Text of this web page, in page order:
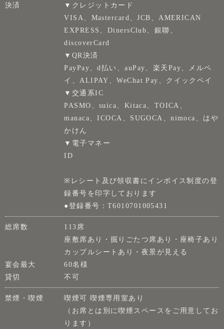
決済
▼クレジットカード
VISA、Mastercard、JCB、AMERICAN
EXPRESS、DinersClub、銀聯、
discoverCard
▼QR決済
PayPay、d払い、auPay、楽天Pay、メルペ
イ、ALIPAY、WeChat Pay、クイックペイ
▼交通系IC
PASMO、suica、Kitaca、TOICA、
manaca、ICOCA、SUGOCA、nimoca、はや
かけん
▼電子マネー
ID
※レシート及び領収書にインボイス制度の登
録番号を印字しております
●登録番号：T6010701005431
総席数
113席
座敷席あり・掘りごたつ席あり・座椅子あり
カップルシートあり・夜景が見える
宴会最大
60名様
貸切
不可
禁煙・喫煙
喫煙可 喫煙専用室あり
（お席とは別に喫煙スペースをご用意してお
ります）